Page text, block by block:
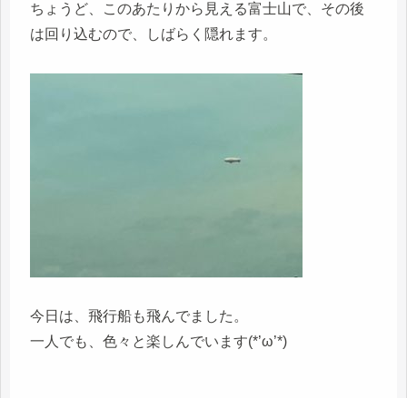
ちょうど、このあたりから見える富士山で、その後
は回り込むので、しばらく隠れます。
今日は、飛行船も飛んでました。
一人でも、色々と楽しんでいます(*’ω’*)